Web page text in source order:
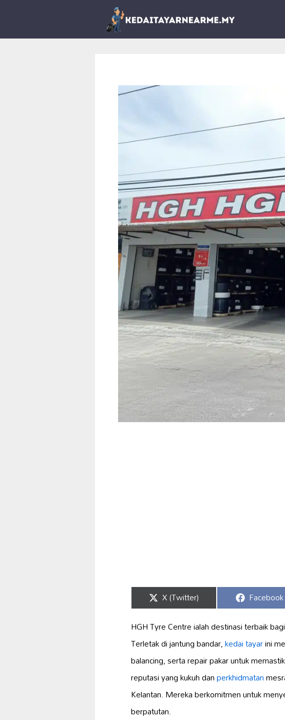
Share
on
X (Twitter) Share
on
Facebook
HGH Tyre Centre ialah destinasi terbaik
Terletak di jantung bandar,kedai tayarini
balancing, serta repair pakar untuk
reputasi yang kukuh danperkhidmatan
Kelantan. Mereka berkomitmen untuk
berpatutan.